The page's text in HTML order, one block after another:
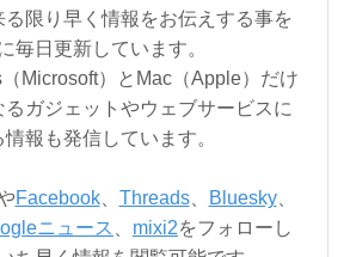
る限り早く情報をお伝えする事を
毎日更新しています。
Microsoft）とMac（Apple）だけ
ガジェットやウェブサービスに
情報も発信しています。
Facebook、 Threads、 Bluesky、
ニュース mixi2をフォローし